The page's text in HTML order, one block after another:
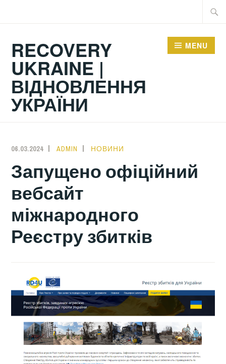
RECOVERY
UKRAINE |
ВІДНОВЛЕННЯ
УКРАЇНИ
MENU
06.03.2024 ADMIN НОВИНИ
Запущено офіційний
вебсайт
міжнародного
Реєстру збитків